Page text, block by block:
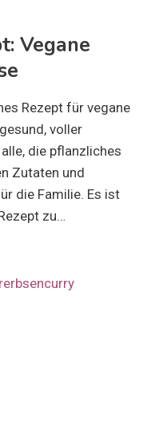
Vegane
Rezept für vegane
voller
die pflanzliches
Zutaten und
die Familie. Es ist
zu…